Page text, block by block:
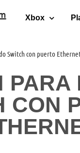
Xbox
Switch con puerto
PARA
CON